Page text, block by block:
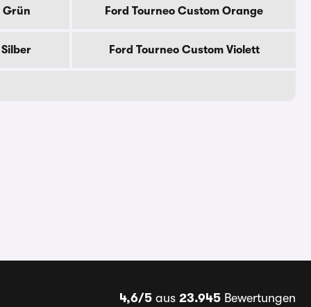
Grün Ford Tourneo Custom Orange
Ford Tourneo Custom Violett
4,6/5aus 23.945Bewertungen